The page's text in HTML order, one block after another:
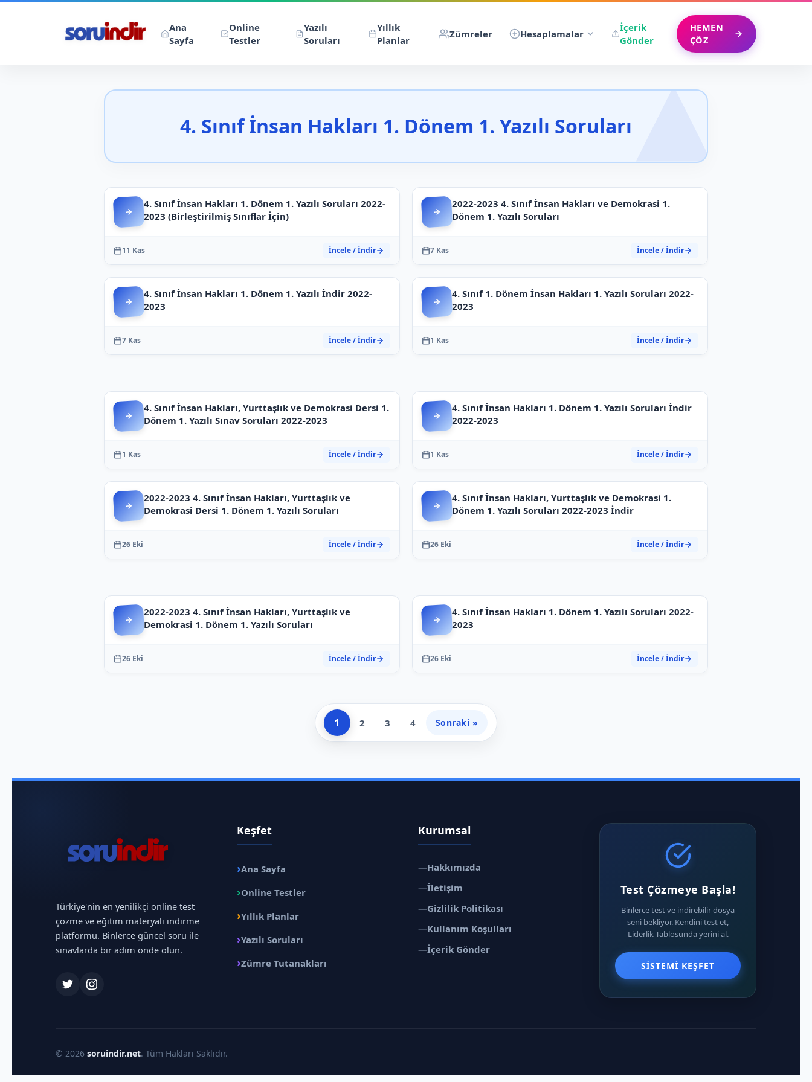
Ana
Sayfa
Online
Testler
Yazılı
Soruları
Yıllık
Planlar
Zümreler Hesaplamalar
İçerik
Gönder
HEMEN
ÇÖZ
4. Sınıf İnsan Hakları 1. Dönem 1. Yazılı Soruları
4. Sınıf İnsan Hakları 1. Dönem 1. Yazılı Soruları 2022-
2023 (Birleştirilmiş Sınıflar İçin)
11 Kas İncele / İndir
2022-2023 4. Sınıf İnsan Hakları ve Demokrasi 1.
Dönem 1. Yazılı Soruları
7 Kas İncele / İndir
4. Sınıf İnsan Hakları 1. Dönem 1. Yazılı İndir 2022-
2023
7 Kas İncele / İndir
4. Sınıf 1. Dönem İnsan Hakları 1. Yazılı Soruları 2022-
2023
1 Kas İncele / İndir
4. Sınıf İnsan Hakları, Yurttaşlık ve Demokrasi Dersi 1.
Dönem 1. Yazılı Sınav Soruları 2022-2023
1 Kas İncele / İndir
4. Sınıf İnsan Hakları 1. Dönem 1. Yazılı Soruları İndir
2022-2023
1 Kas İncele / İndir
2022-2023 4. Sınıf İnsan Hakları, Yurttaşlık ve
Demokrasi Dersi 1. Dönem 1. Yazılı Soruları
26 Eki İncele / İndir
4. Sınıf İnsan Hakları, Yurttaşlık ve Demokrasi 1.
Dönem 1. Yazılı Soruları 2022-2023 İndir
26 Eki İncele / İndir
2022-2023 4. Sınıf İnsan Hakları, Yurttaşlık ve
Demokrasi 1. Dönem 1. Yazılı Soruları
26 Eki İncele / İndir
4. Sınıf İnsan Hakları 1. Dönem 1. Yazılı Soruları 2022-
2023
26 Eki İncele / İndir
1 2 3 4 Sonraki »
Türkiye'nin en yenilikçi online test
çözme ve eğitim materyali indirme
platformu. Binlerce güncel soru ile
sınavlarda bir adım önde olun.
Keşfet
›Ana Sayfa
›Online Testler
›Yıllık Planlar
›Yazılı Soruları
›Zümre Tutanakları
Kurumsal
—Hakkımızda
—İletişim
—Gizlilik Politikası
—Kullanım Koşulları
—İçerik Gönder
Test Çözmeye Başla!
Binlerce test ve indirebilir dosya
seni bekliyor. Kendini test et,
Liderlik Tablosunda yerini al.
SISTEMI KEŞFET
© 2026 soruindir.net. Tüm Hakları Saklıdır.